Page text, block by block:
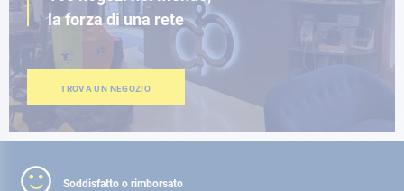
la forza di una rete
TROVA UN NEGOZIO
Soddisfatto o rimborsato